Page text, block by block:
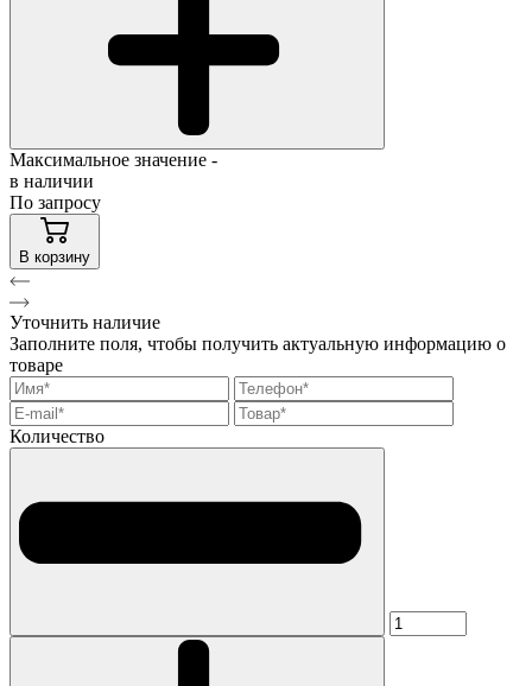
Максимальное значение -
в наличии
По запросу
В корзину
Уточнить наличие
Заполните поля, чтобы получить актуальную информацию о
товаре
Количество